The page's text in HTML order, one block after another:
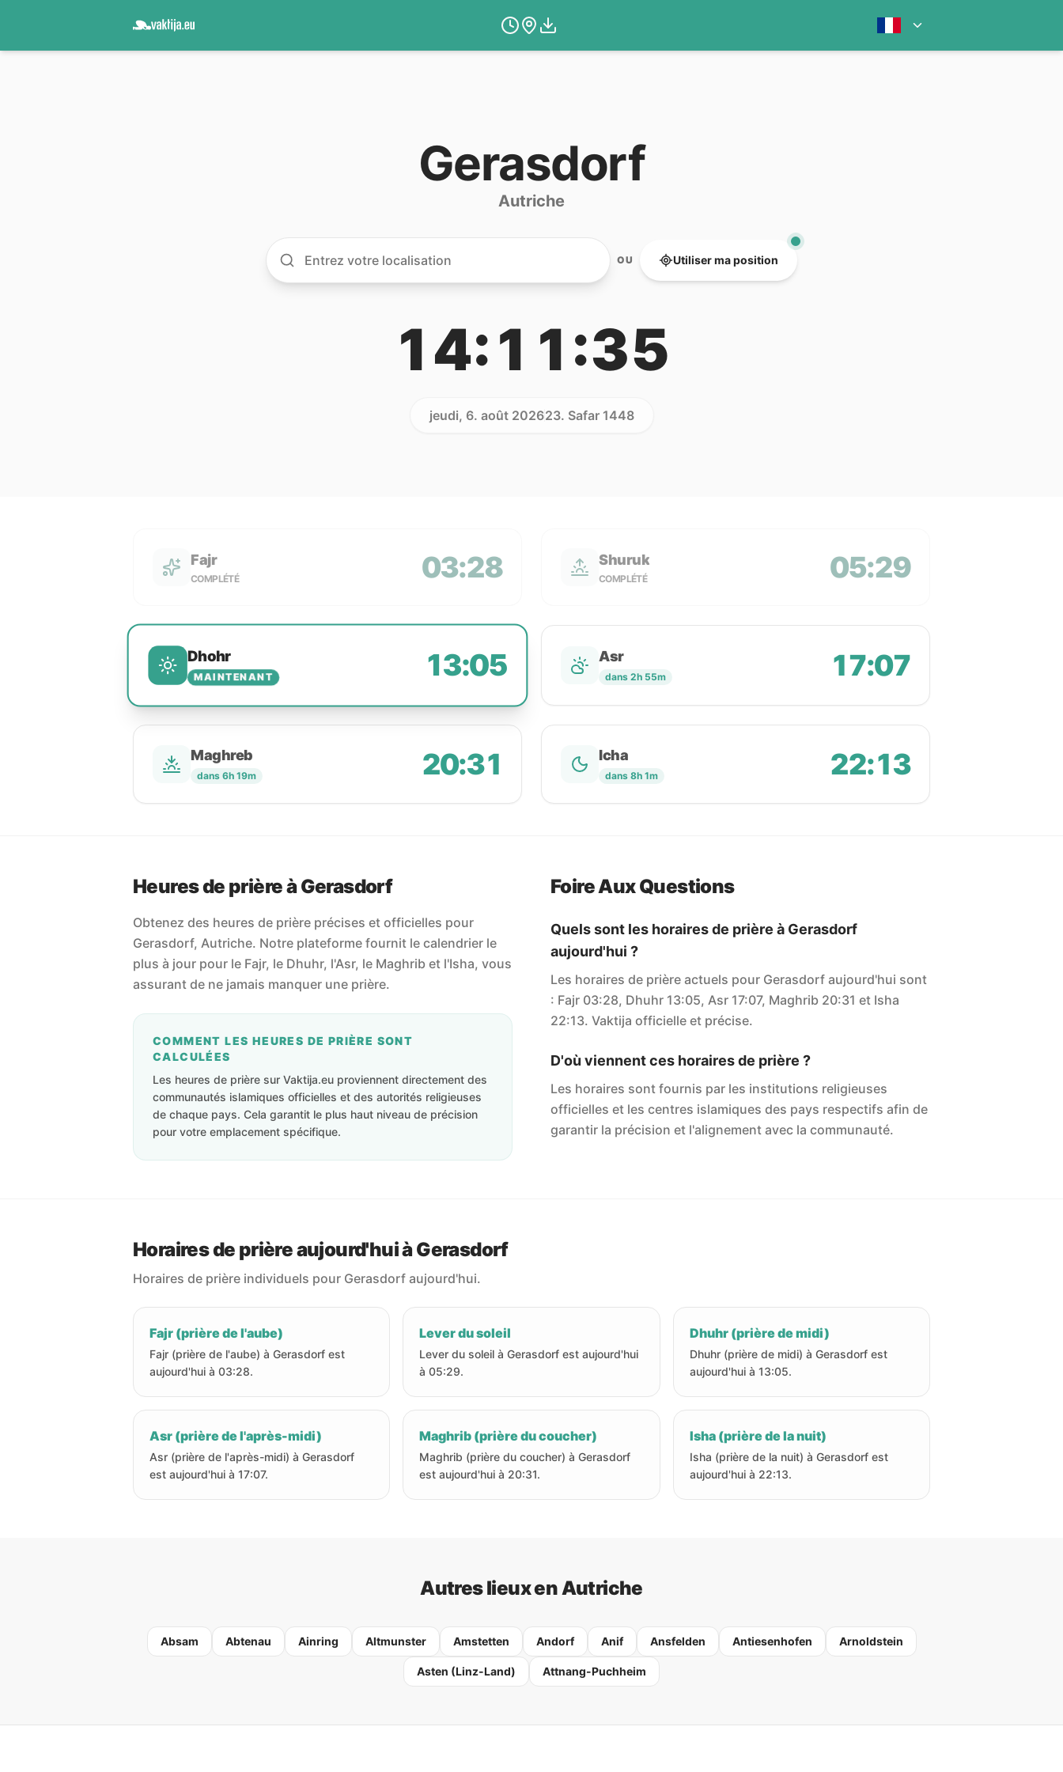
Gerasdorf
Autriche
OU Utiliser ma position
14:11:35
jeudi, 6. août 202623. Safar 1448
Fajr
COMPLÉTÉ 03:28 Shuruk
COMPLÉTÉ 05:29
Dhohr
MAINTENANT 13:05 Asr
dans 2h 55m 17:07
Maghreb
dans 6h 19m 20:31 Icha
dans 8h 1m 22:13
Heures de prière à Gerasdorf
Obtenez des heures de prière précises et officielles pour
Gerasdorf, Autriche. Notre plateforme fournit le calendrier le
plus à jour pour le Fajr, le Dhuhr, l'Asr, le Maghrib et l'Isha, vous
assurant de ne jamais manquer une prière.
COMMENT LES HEURES DE PRIÈRE SONT
CALCULÉES
Les heures de prière sur Vaktija.eu proviennent directement des
communautés islamiques officielles et des autorités religieuses
de chaque pays. Cela garantit le plus haut niveau de précision
pour votre emplacement spécifique.
Foire Aux Questions
Quels sont les horaires de prière à Gerasdorf
aujourd'hui ?
Les horaires de prière actuels pour Gerasdorf aujourd'hui sont
: Fajr 03:28, Dhuhr 13:05, Asr 17:07, Maghrib 20:31 et Isha
22:13. Vaktija officielle et précise.
D'où viennent ces horaires de prière ?
Les horaires sont fournis par les institutions religieuses
officielles et les centres islamiques des pays respectifs afin de
garantir la précision et l'alignement avec la communauté.
Horaires de prière aujourd'hui à Gerasdorf
Horaires de prière individuels pour Gerasdorf aujourd'hui.
Fajr (prière de l'aube)
Fajr (prière de l'aube) à Gerasdorf est
aujourd'hui à 03:28.
Lever du soleil
Lever du soleil à Gerasdorf est aujourd'hui
à 05:29.
Dhuhr (prière de midi)
Dhuhr (prière de midi) à Gerasdorf est
aujourd'hui à 13:05.
Asr (prière de l'après-midi)
Asr (prière de l'après-midi) à Gerasdorf
est aujourd'hui à 17:07.
Maghrib (prière du coucher)
Maghrib (prière du coucher) à Gerasdorf
est aujourd'hui à 20:31.
Isha (prière de la nuit)
Isha (prière de la nuit) à Gerasdorf est
aujourd'hui à 22:13.
Autres lieux en Autriche
Absam Abtenau Ainring Altmunster Amstetten Andorf Anif Ansfelden Antiesenhofen Arnoldstein
Asten (Linz-Land) Attnang-Puchheim